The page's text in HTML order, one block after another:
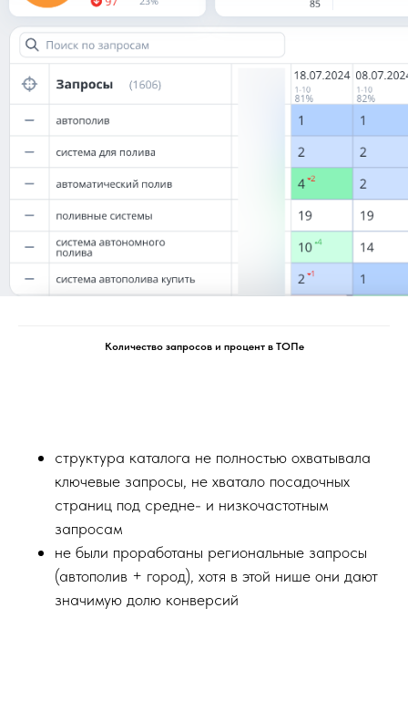
Количество запросов и процент в ТОПе
структура каталога не полностью охватывала
ключевые запросы, не хватало посадочных
страниц под средне- и низкочастотным
запросам
не были проработаны региональные запросы
(автополив + город), хотя в этой нише они дают
значимую долю конверсий